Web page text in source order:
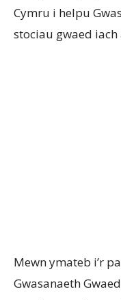
Cymru i helpu
stociau gwaed iach
Mewn ymateb i’r
Gwasanaeth